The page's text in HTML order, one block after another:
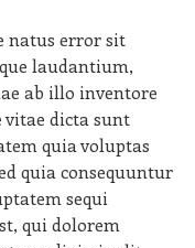
natus error sit
laudantium,
ab illo inventore
vitae dicta sunt
quia voluptas
quia consequuntur
sequi
qui dolorem